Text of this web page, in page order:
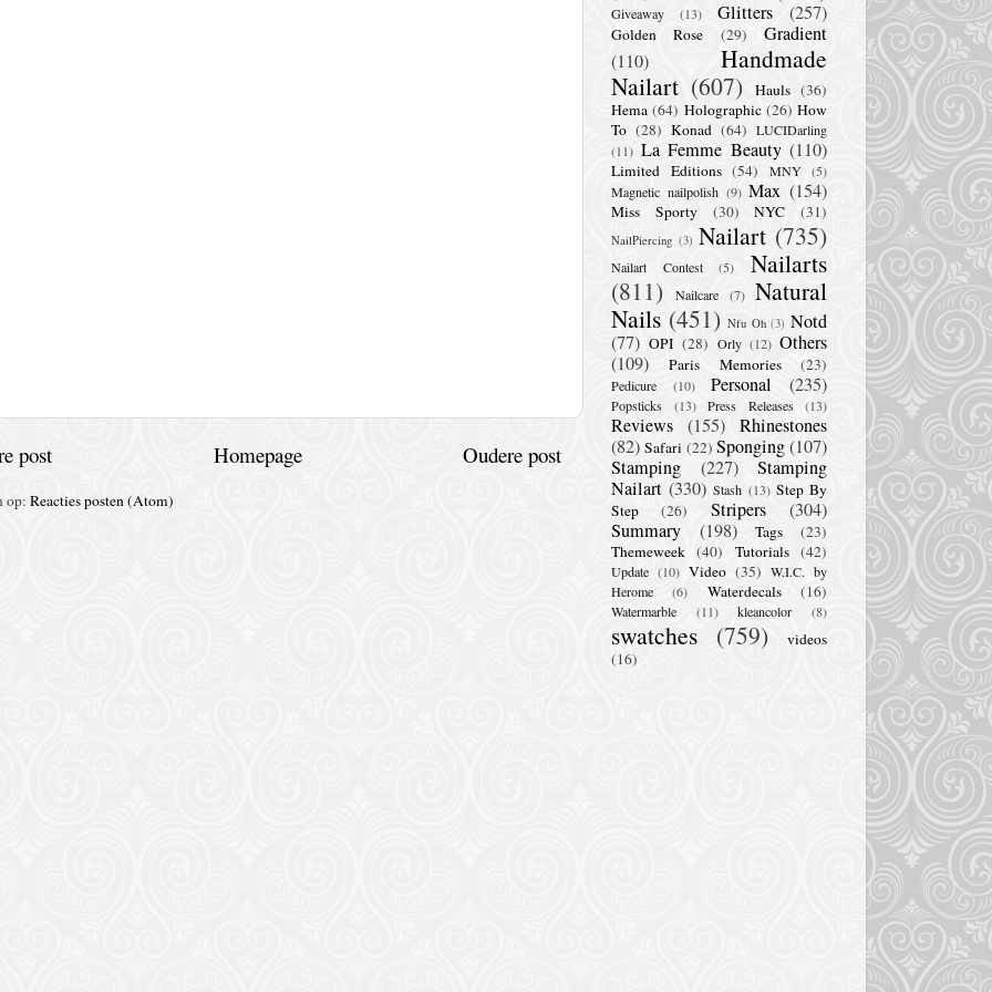
post Oudere post
Homepage
op: Reacties posten (Atom)
Giveaway (13) Glitters (257)
Golden Rose (29)
Gradient
(110)
Handmade
Nailart (607) Hauls (36)
Hema (64) Holographic (26) How
To (28) Konad (64) LUCIDarling
(11) La Femme Beauty (110)
Limited Editions (54) MNY (5)
Magnetic nailpolish (9) Max (154)
Miss Sporty (30) NYC (31)
NailPiercing (3) Nailart (735)
Nailart Contest (5)
Nailarts
(811)
Nailcare (7) Natural
Nails (451) Nfu Oh (3) Notd
(77) OPI (28) Orly (12) Others
(109)
Paris Memories (23)
Pedicure (10) Personal (235)
Popsticks (13) Press Releases (13)
Reviews (155) Rhinestones
(82) Safari (22) Sponging(107)
Stamping
(227)
Stamping
Nailart (330) Stash (13) Step By
Step
(26) Stripers
(304)
Summary
(198) Tags
(23)
Themeweek (40) Tutorials (42)
Update (10) Video (35) W.I.C. by
Herome
(6) Waterdecals (16)
Watermarble (11) kleancolor (8)
swatches (759)
videos
(16)